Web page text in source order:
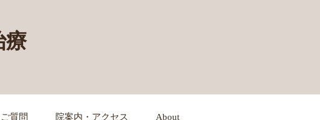
療
質問 院案内・アクセス About